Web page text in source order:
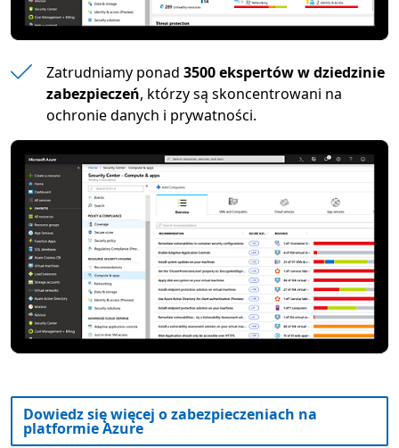
Zatrudniamy ponad 3500 ekspertów w dziedzinie
zabezpieczeń, którzy są skoncentrowani na
ochronie danych i prywatności.
Dowiedz się więcej o zabezpieczeniach na
platformie Azure